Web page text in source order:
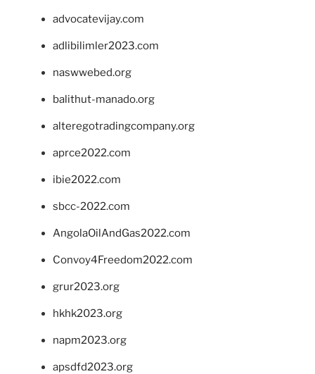
advocatevijay.com
adlibilimler2023.com
naswwebed.org
balithut-manado.org
alteregotradingcompany.org
aprce2022.com
ibie2022.com
sbcc-2022.com
AngolaOilAndGas2022.com
Convoy4Freedom2022.com
grur2023.org
hkhk2023.org
napm2023.org
apsdfd2023.org